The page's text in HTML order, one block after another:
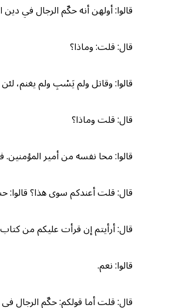
قالوا: أولهن أنه حكّم الرجال في
قال: قلت: وماذا؟
قالوا: وقاتل ولم يَسْبِ ولم يغنم،
قال: قلت وماذا؟
قالوا: محا نفسه من أمير المؤمنين.
قال: قلت أعندكم سوى هذا؟ قالوا:
قال: أرأيتم إن قرأت عليكم من
قالوا: نعم.
قال: قلت أما قولكم: حكّم الرجال في